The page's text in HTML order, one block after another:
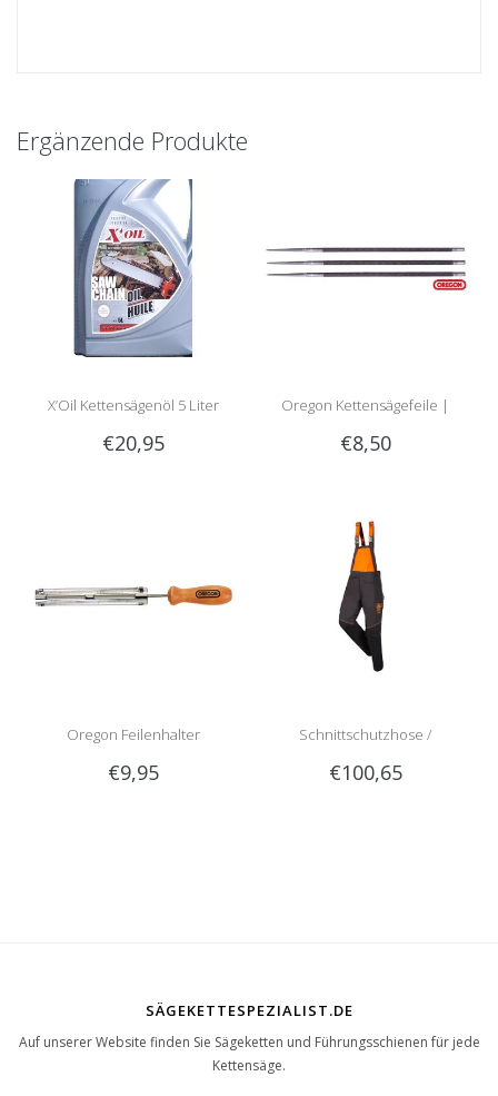
Ergänzende Produkte
X’Oil Kettensägenöl 5 Liter
€20,95
Oregon Kettensägefeile |
Rundfeile
€8,50
Oregon Feilenhalter
€9,95
Schnittschutzhose /
Schnittschutzlatzhose Sip
€100,65
SÄGEKETTESPEZIALIST.DE
Auf unserer Website finden Sie Sägeketten und Führungsschienen für jede
Kettensäge.